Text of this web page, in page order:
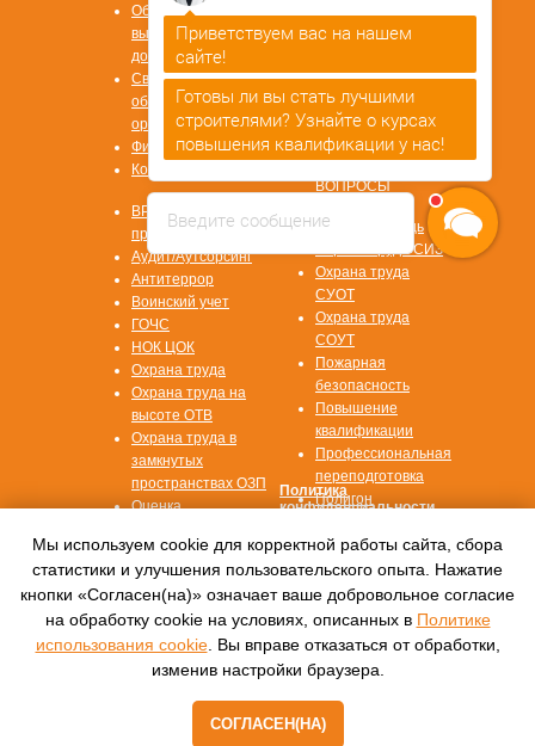
© 2016—2022, Автономная некоммерческая
организация
дополнительного профессионального
образования
«Международный центр обучения «СПЕКТР»
Стать
партнером
ОТВЕТЫ НА
ВОПРОСЫ
Согласие на
обработку данных
Политика
конфиденциальности
ВРМ СОТ
программа
Аудит/Аутсорсинг
Антитеррор
Воинский учет
ГОЧС
НОК ЦОК
Охрана труда
Охрана труда на
высоте ОТВ
Охрана труда в
замкнутых
пространствах ОЗП
Оценка
рисков ОПР
Первая помощь
Охрана труда СИЗ
Охрана труда
СУОТ
Охрана труда
СОУТ
Пожарная
безопасность
Повышение
квалификации
Профессиональная
переподготовка
Полигон
Образцы
выдаваемых
документов
Сведения об
образовательной
организации
Физ. лицам
Контакты
Мы используем cookie для корректной работы сайта, сбора
статистики и улучшения пользовательского опыта. Нажатие
кнопки «Согласен(на)» означает ваше добровольное согласие
на обработку cookie на условиях, описанных в Политике
использования cookie. Вы вправе отказаться от обработки,
изменив настройки браузера.
СОГЛАСЕН(НА)
Made on Tilda
Введите сообщение
Приветствуем вас на нашем
сайте!
Готовы ли вы стать лучшими
строителями? Узнайте о курсах
повышения квалификации у нас!